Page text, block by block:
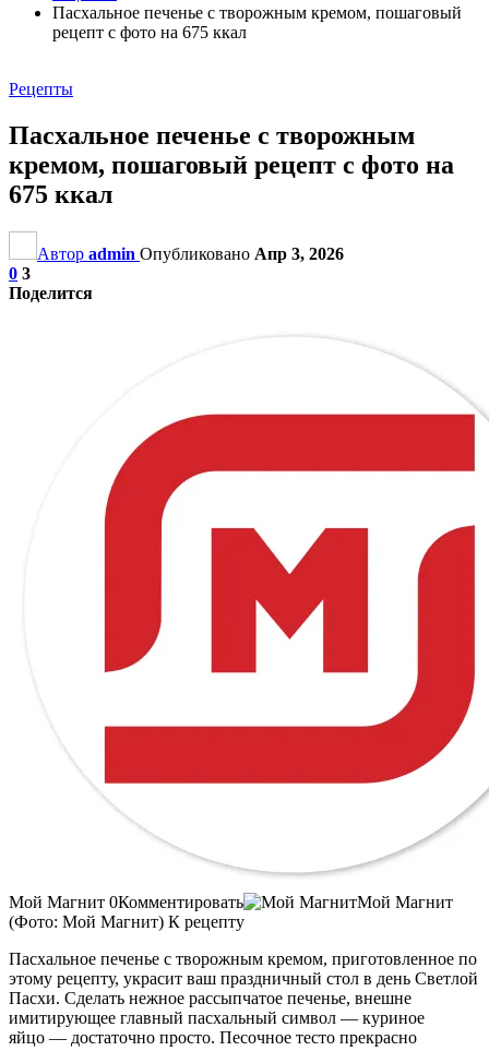
Пасхальное печенье с творожным кремом, пошаговый
рецепт с фото на 675 ккал
Рецепты
Пасхальное печенье с творожным
кремом, пошаговый рецепт с фото на
675 ккал
Автор admin Опубликовано Апр 3, 2026
0 3
Поделится
Мой Магнит 0Комментировать
Мой Магнит
(Фото: Мой Магнит) К рецепту
Пасхальное печенье с творожным кремом, приготовленное по
этому рецепту, украсит ваш праздничный стол в день Светлой
Пасхи. Сделать нежное рассыпчатое печенье, внешне
имитирующее главный пасхальный символ — куриное
яйцо — достаточно просто. Песочное тесто прекрасно